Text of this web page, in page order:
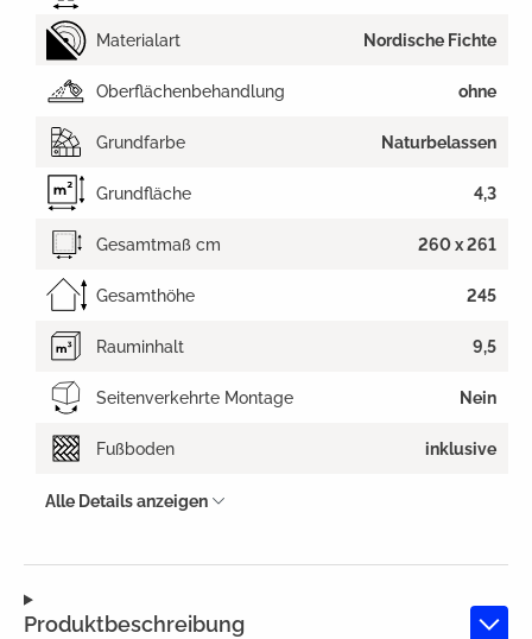
Produktbeschreibung
Materialart Nordische Fichte
Oberflächenbehandlung ohne
Grundfarbe Naturbelassen
Grundfläche 4,3
Gesamtmaß cm 260 x 261
Gesamthöhe 245
Rauminhalt 9,5
Seitenverkehrte Montage Nein
Fußboden inklusive
Alle Details anzeigen